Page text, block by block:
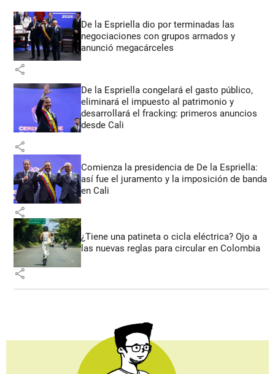
De la Espriella dio por terminadas las
negociaciones con grupos armados y
anunció megacárceles
share
De la Espriella congelará el gasto público,
eliminará el impuesto al patrimonio y
desarrollará el fracking: primeros anuncios
desde Cali
share
Comienza la presidencia de De la Espriella:
así fue el juramento y la imposición de banda
en Cali
share
¿Tiene una patineta o cicla eléctrica? Ojo a
las nuevas reglas para circular en Colombia
share